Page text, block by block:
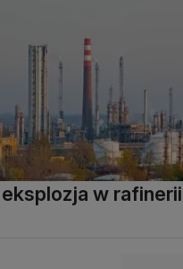
w rafinerii